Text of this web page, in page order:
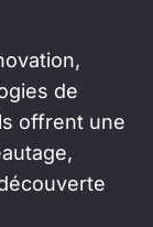
de
offrent une